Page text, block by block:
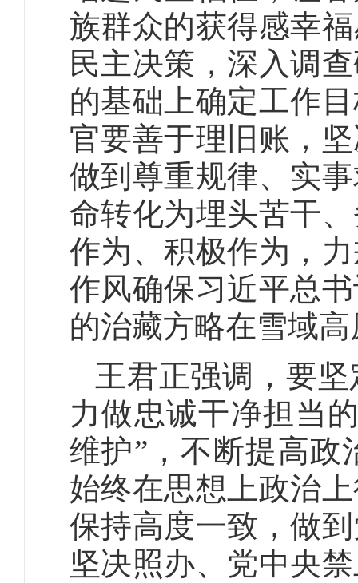
族群众的获得感幸
民主决策，深入调
的基础上确定工作
官要善于理旧账，
做到尊重规律、实
命转化为埋头苦干
作为、积极作为，
作风确保习近平总
的治藏方略在雪域
王君正强调，要
力做忠诚干净担当
维护”，不断提高政
始终在思想上政治
保持高度一致，做
坚决照办、党中央